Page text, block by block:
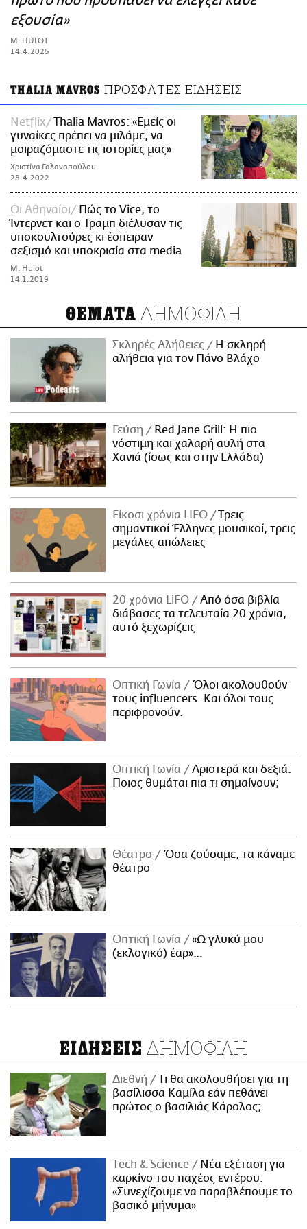
ΑΜΠΑ
PRINT
εξουσία»
M. HULOT
14.4.2025
THALIA MAVROS ΠΡΟΣΦΑΤΕΣ ΕΙΔΗΣΕΙΣ
Netflix
Thalia Mavros: «Εμείς οι
γυναίκες πρέπει να μιλάμε, να
μοιραζόμαστε τις ιστορίες μας»
Χριστίνα Γαλανοπούλου
28.4.2022
Οι Αθηναίοι
Πώς το Vice, το
Ίντερνετ και ο Τραμπ διέλυσαν τις
υποκουλτούρες κι έσπειραν
σεξισμό και υποκρισία στα media
M. Hulot
14.1.2019
ΘΕΜΑΤΑ ΔΗΜΟΦΙΛΗ
Σκληρές Αλήθειες
H σκληρή
αλήθεια για τον Πάνο Βλάχο
Γεύση
Red Jane Grill: Η πιο
νόστιμη και χαλαρή αυλή στα
Χανιά (ίσως και στην Ελλάδα)
Είκοσι χρόνια LIFO
Tρεις
σημαντικοί Έλληνες μουσικοί, τρεις
μεγάλες απώλειες
20 χρόνια LiFO
Από όσα βιβλία
διάβασες τα τελευταία 20 χρόνια,
αυτό ξεχωρίζεις
Οπτική Γωνία
Όλοι ακολουθούν
τους influencers. Και όλοι τους
περιφρονούν.
Οπτική Γωνία
Αριστερά και δεξιά:
Ποιος θυμάται πια τι σημαίνουν;
Θέατρο
Όσα ζούσαμε, τα κάναμε
θέατρο
Οπτική Γωνία
«Ω γλυκύ μου
(εκλογικό) έαρ»…
ΕΙΔΗΣΕΙΣ ΔΗΜΟΦΙΛΗ
Διεθνή
Τι θα ακολουθήσει για τη
βασίλισσα Καμίλα εάν πεθάνει
πρώτος ο βασιλιάς Κάρολος;
Τech & Science
Νέα εξέταση για
καρκίνο του παχέος εντέρου:
«Συνεχίζουμε να παραβλέπουμε το
βασικό μήνυμα»